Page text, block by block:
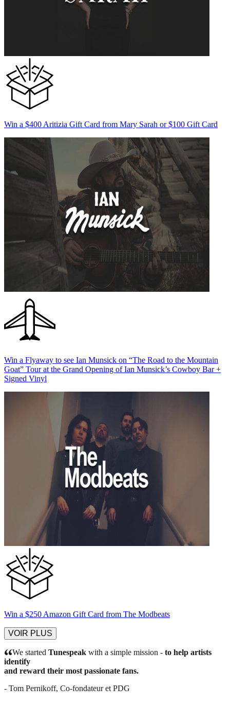
Win a $400 Aritizia Gift Card from Mary Sarah or $100 Gift Card
Win a Flyaway to see Ian Munsick on “The Road to the Mountain
Goat” Tour at the Grand Opening of Ian Munsick’s Cowboy Bar +
Signed Vinyl
Win a $250 Amazon Gift Card from The Modbeats
VOIR PLUS
We started Tunespeak with a simple mission - to help artists
identify
and reward their most passionate fans.
- Tom Pernikoff, Co-fondateur et PDG